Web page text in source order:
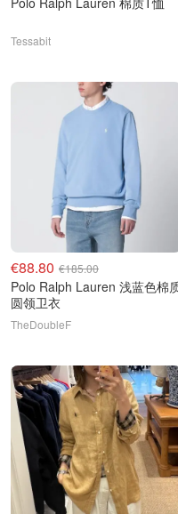
Tessabit
€88.80 €185.00
Polo Ralph Lauren 浅蓝色棉
圆领卫衣
TheDoubleF